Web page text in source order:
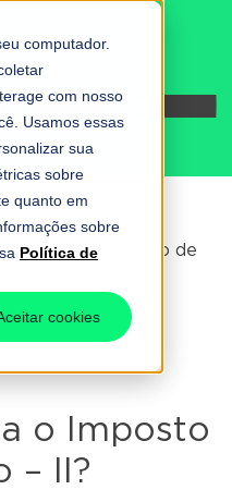
computador.
com nosso
Usamos essas
sua
sobre
quanto em
sobre
Política de
cookies
o Imposto de
o Imposto
– II?